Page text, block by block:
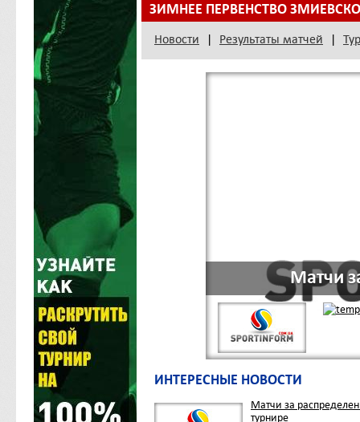
ЗИМНЕЕ ПЕРВЕНСТВО
Новости | Результаты матчей |
Матчи
ИНТЕРЕСНЫЕ НОВОСТИ
Матчи за
турнире